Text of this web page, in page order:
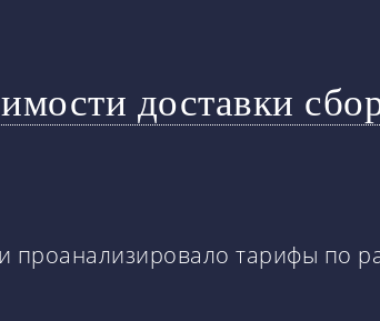
доставки
проанализировало тарифы по